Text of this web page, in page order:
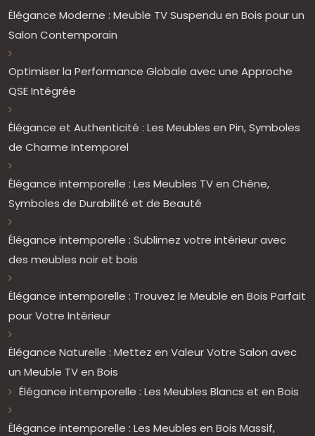
Élégance Moderne : Meuble TV Suspendu en Bois pour un
Salon Contemporain
Optimiser la Performance Globale avec une Approche
QSE Intégrée
Élégance et Authenticité : Les Meubles en Pin, Symboles
de Charme Intemporel
Élégance intemporelle : Les Meubles TV en Chêne,
Symboles de Durabilité et de Beauté
Élégance intemporelle : Sublimez votre intérieur avec
des meubles noir et bois
Élégance intemporelle : Trouvez le Meuble en Bois Parfait
pour Votre Intérieur
Élégance Naturelle : Mettez en Valeur Votre Salon avec
un Meuble TV en Bois
Élégance intemporelle : Les Meubles Blancs et en Bois
Élégance intemporelle : Les Meubles en Bois Massif,